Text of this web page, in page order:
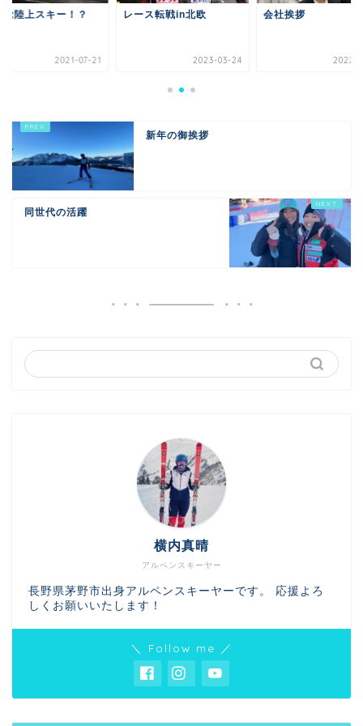
覚陸上スキー！？
2021-07-21
レース転戦in北欧
2023-03-24
会社挨拶
2022-
新年の御挨拶
同世代の活躍
アルペンスキーヤー
横内真晴
長野県茅野市出身アルペンスキーヤーです。 応援よろ
しくお願いいたします！
＼ Follow me ／